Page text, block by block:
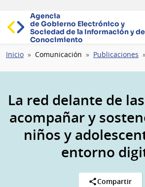
Agencia
de Gobierno Electrónico y
Sociedad de la Información y
Conocimiento
Ruta
navegación
Inicio Comunicación Publicaciones
La red delante de
acompañar y
niños y
entorno
Compartir